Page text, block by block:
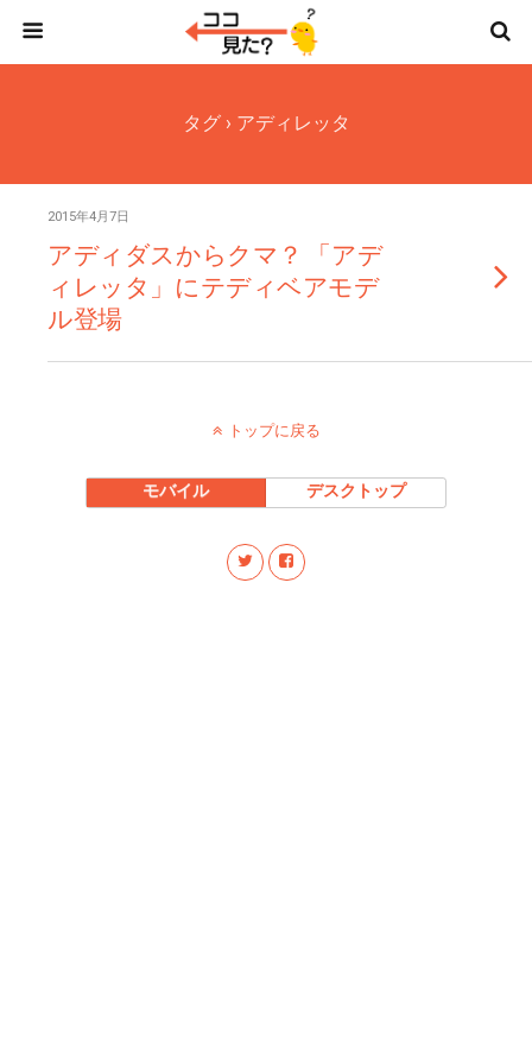
タグ › アディレッタ
2015年4月7日
アディダスからクマ？ 「アデ
ィレッタ」にテディベアモデ
ル登場
トップに戻る
モバイル デスクトップ